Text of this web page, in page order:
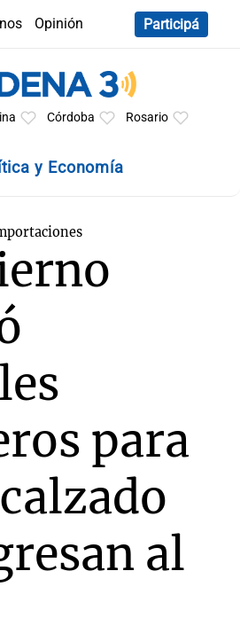
Opinión
Participá
Córdoba Rosario
y Economía
para
al